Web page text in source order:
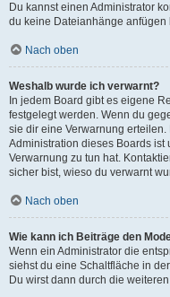
Du kannst einen Administrator
du keine Dateianhänge anfügen
Nach oben
Weshalb wurde ich verwarnt?
In jedem Board gibt es eigene
festgelegt werden. Wenn du
sie dir eine Verwarnung
Administration dieses Boards ist
Verwarnung zu tun hat.
sicher bist, wieso du verwarnt
Nach oben
Wie kann ich Beiträge den
Wenn ein Administrator die
siehst du eine Schaltfläche in
Du wirst dann durch die